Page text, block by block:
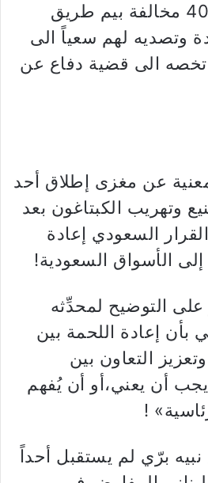
الأمنية حول ازالة 40 مخالفة بيم طريق
وتصديه لهم سعياً الى
تخصه الى قضية دفاع عن
عن مغزى إطلاق أحد
وتهريب الكبتاغون بعد
السعودي إعادة
إلى الأسواق السعودية!
التوضيح لمحدِّثه
بأن إعادة اللحمة بين
التعاون بين
يجب أن يعني،أو أن يُفهم
!
برّي لم يستقبل أحداً